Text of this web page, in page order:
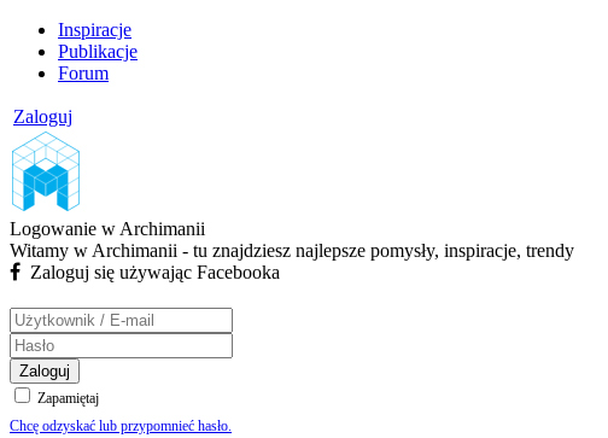
Inspiracje
Publikacje
Forum
Zaloguj
Logowanie w Archimanii
Witamy w Archimanii - tu znajdziesz najlepsze pomysły, inspiracje, trendy
Zaloguj się używając Facebooka
Zaloguj
Zapamiętaj
Chcę odzyskać lub przypomnieć hasło.